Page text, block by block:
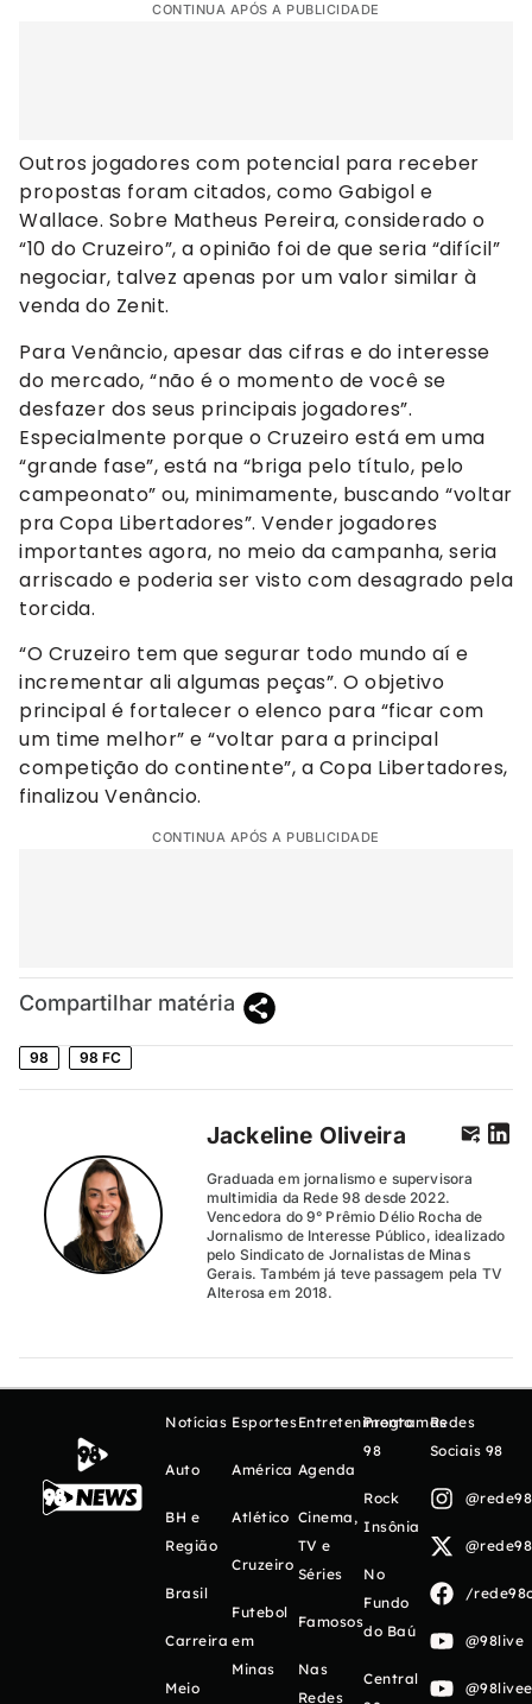
CONTINUA APÓS A PUBLICIDADE
Outros jogadores com potencial para receber
propostas foram citados, como Gabigol e
Wallace. Sobre Matheus Pereira, considerado o
“10 do Cruzeiro”, a opinião foi de que seria “difícil”
negociar, talvez apenas por um valor similar à
venda do Zenit.
Para Venâncio, apesar das cifras e do interesse
do mercado, “não é o momento de você se
desfazer dos seus principais jogadores”.
Especialmente porque o Cruzeiro está em uma
“grande fase”, está na “briga pelo título, pelo
campeonato” ou, minimamente, buscando “voltar
pra Copa Libertadores”. Vender jogadores
importantes agora, no meio da campanha, seria
arriscado e poderia ser visto com desagrado pela
torcida.
“O Cruzeiro tem que segurar todo mundo aí e
incrementar ali algumas peças”. O objetivo
principal é fortalecer o elenco para “ficar com
um time melhor” e “voltar para a principal
competição do continente”, a Copa Libertadores,
finalizou Venâncio.
CONTINUA APÓS A PUBLICIDADE
Compartilhar matéria
98 98 FC
Jackeline Oliveira
Graduada em jornalismo e supervisora
multimidia da Rede 98 desde 2022.
Vencedora do 9° Prêmio Délio Rocha de
Jornalismo de Interesse Público, idealizado
pelo Sindicato de Jornalistas de Minas
Gerais. Também já teve passagem pela TV
Alterosa em 2018.
Notícias
Auto
BH e
Região
Brasil
Carreira
Meio
Esportes
América
Atlético
Cruzeiro
Futebol
em
Minas
Entretenimento
Agenda
Cinema,
TV e
Séries
Famosos
Nas
Redes
Programas
98
Rock
Insônia
No
Fundo
do Baú
Central
Redes
Sociais 98
/
@98live